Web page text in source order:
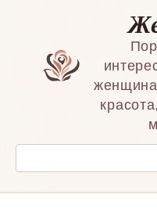
Поиск: